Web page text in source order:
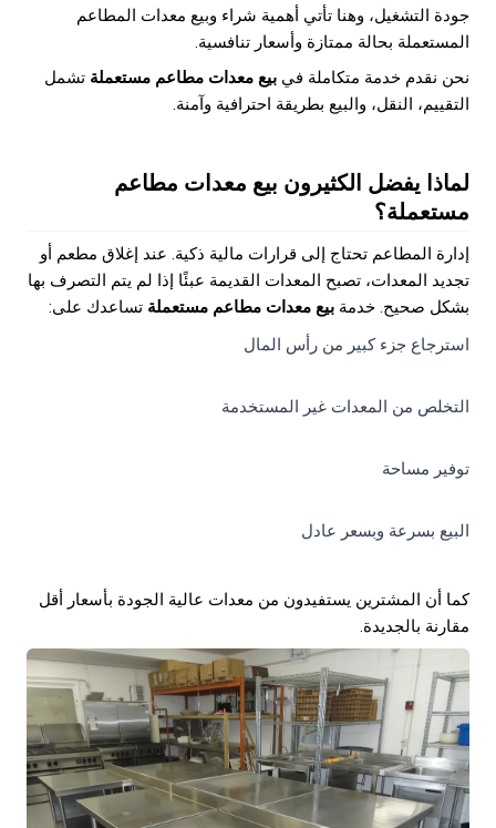
جودة التشغيل، وهنا تأتي أهمية شراء وبيع معدات المطاعم
المستعملة بحالة ممتازة وأسعار تنافسية.
نحن نقدم خدمة متكاملة في بيع معدات مطاعم مستعملة تشمل
التقييم، النقل، والبيع بطريقة احترافية وآمنة.
لماذا يفضل الكثيرون بيع معدات مطاعم
مستعملة؟
إدارة المطاعم تحتاج إلى قرارات مالية ذكية. عند إغلاق مطعم أو
تجديد المعدات، تصبح المعدات القديمة عبئًا إذا لم يتم التصرف بها
بشكل صحيح. خدمة بيع معدات مطاعم مستعملة تساعدك على:
استرجاع جزء كبير من رأس المال
التخلص من المعدات غير المستخدمة
توفير مساحة
البيع بسرعة وبسعر عادل
كما أن المشترين يستفيدون من معدات عالية الجودة بأسعار أقل
مقارنة بالجديدة.